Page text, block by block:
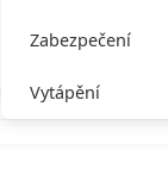
Zabezpečení
Vytápění